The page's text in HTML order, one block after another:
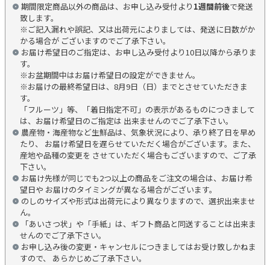
期間限定商品以外の商品は、お申し込み受付より 1週間前後で発送
致します。
※ご記入漏れや誤記、又は出荷元によりましては、発送に日数がか
かる場合が ございますのでご了承下さい。
お届け希望日のご指定は、お申し込み受付より10日以降から承りま
す。
※お盆期間中はお届け希望日の設定ができません。
※お届けの最終希望日は、8月9日（日）までとさせていただきま
す。
「フルーツ」等、「着日指定不可」の表示があるものにつきまして
は、お届け希望日のご指定は 出来ませんのでご了承下さい。
農産物・海産物など生鮮品は、気象状況により、承り終了日を早め
たり、 お届け希望日を遅らせていただく場合がございます。また、
産地や品種の変更を させていただく場合もございますので、ご了承
下さい。
お届け先様が同じでも2つ以上の商品をご注文の場合は、お届け希
望日や お届けのタイミングが異なる場合がございます。
のしのサイズや形式は出荷元により異なりますので、選択出来ませ
ん。
「あいさつ状」や「手紙」は、ギフト商品と同送することは出来ま
せんのでご了承下さい。
お申し込み後の変更・キャンセルにつきましてはお受け致しかねま
すので、 あらかじめご了承下さい。